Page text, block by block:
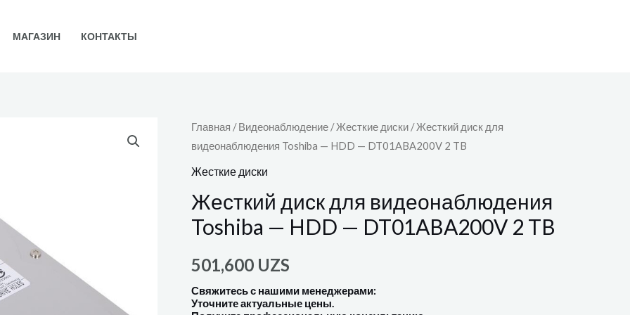
МАГАЗИН КОНТАКТЫ
Главная /Видеонаблюдение /Жесткие диски / Жесткий диск для
видеонаблюдения Toshiba — HDD — DT01ABA200V 2 TB
Жесткие диски
Жесткий диск для видеонаблюдения
Toshiba — HDD — DT01ABA200V 2 TB
501,600 UZS
Свяжитесь с нашими менеджерами:
Уточните актуальные цены.